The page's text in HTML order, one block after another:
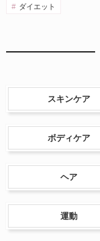
ダイエット
スキンケア
ボディケア
ヘア
運動